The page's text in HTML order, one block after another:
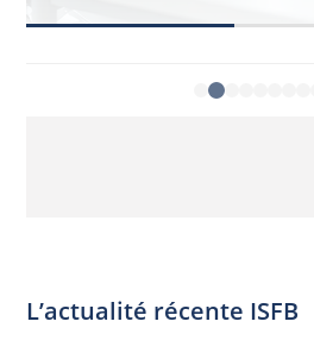
L’actualité récente ISFB